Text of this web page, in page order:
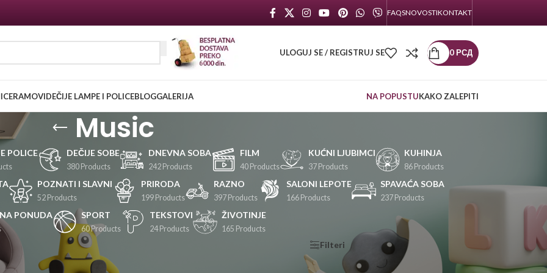
FAQSNOVOSTIKONTAKT
ULOGUJ SE / REGISTRUJ SE 0РСД
RAMOVIDEČIJE LAMPE I POLICEBLOGGALERIJA NA POPUSTUKAKO ZALEPITI
Music
POLICE DEČIJE SOBE
380 Products
DNEVNA SOBA
242 Products
FILM
40 Products
KUĆNI LJUBIMCI
37 Products
KUHINJA
86 Products
POZNATI I SLAVNI
52 Products
PRIRODA
199 Products
RAZNO
397 Products
SALONI LEPOTE
166 Products
SPAVAĆA SOBA
237 Products
PONUDA SPORT
60 Products
TEKSTOVI
24 Products
ŽIVOTINJE
165 Products
Filteri
KATEGORIJE
PROIZVODA